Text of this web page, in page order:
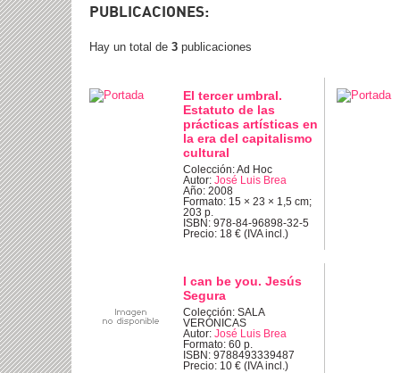
PUBLICACIONES:
Hay un total de 3 publicaciones
El tercer umbral.
Estatuto de las
prácticas artísticas en
la era del capitalismo
cultural
Colección: Ad Hoc
Autor: José Luis Brea
Año: 2008
Formato: 15 × 23 × 1,5 cm;
203 p.
ISBN: 978-84-96898-32-5
Precio: 18 € (IVA incl.)
I can be you. Jesús
Segura
Colección: SALA
VERÓNICAS
Autor: José Luis Brea
Formato: 60 p.
ISBN: 9788493339487
Precio: 10 € (IVA incl.)